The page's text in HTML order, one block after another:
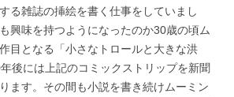
る雑誌の挿絵を書く仕事をしていまし
興味を持つようになったのか30歳の頃ム
目となる「小さなトロールと大きな洪
後には上記のコミックストリップを新聞
ます。その間も小説を書き続けムーミン